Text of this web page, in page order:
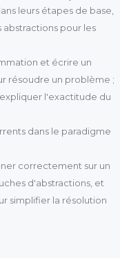
leurs étapes de base,
pour les
et écrire un
résoudre un problème ;
l'exactitude du
dans le paradigme
correctement sur un
d'abstractions, et
simplifier la résolution